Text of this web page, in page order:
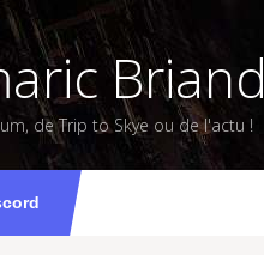
Briand
de Trip to Skye ou de l'actu !